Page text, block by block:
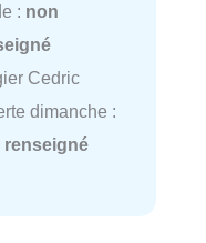
: non
Cedric
dimanche :
renseigné